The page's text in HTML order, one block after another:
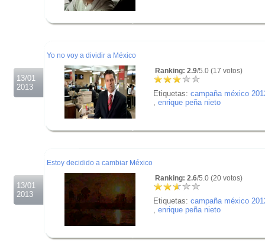
13/01
2013
Yo no voy a dividir a México
Ranking: 2.9/5.0 (17 votos)
Etiquetas: campaña méxico
enrique peña nieto
13/01
2013
Estoy decidido a cambiar México
Ranking: 2.6/5.0 (20 votos)
Etiquetas: campaña méxico
enrique peña nieto